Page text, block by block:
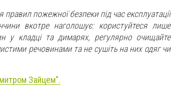
пожежної безпеки під час експлуатації
вкотре наголошує: користуйтеся лише
у кладці та димарях, регулярно очищайте
речовинами та не сушіть на них одяг чи
Зайцем".